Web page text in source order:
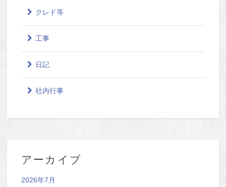
クレド等
工事
日記
社内行事
アーカイブ
2026年7月